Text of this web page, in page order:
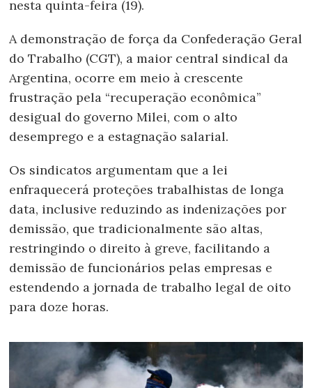
nesta quinta-feira (19).
A demonstração de força da Confederação Geral
do Trabalho (CGT), a maior central sindical da
Argentina, ocorre em meio à crescente
frustração pela “recuperação econômica”
desigual do governo Milei, com o alto
desemprego e a estagnação salarial.
Os sindicatos argumentam que a lei
enfraquecerá proteções trabalhistas de longa
data, inclusive reduzindo as indenizações por
demissão, que tradicionalmente são altas,
restringindo o direito à greve, facilitando a
demissão de funcionários pelas empresas e
estendendo a jornada de trabalho legal de oito
para doze horas.